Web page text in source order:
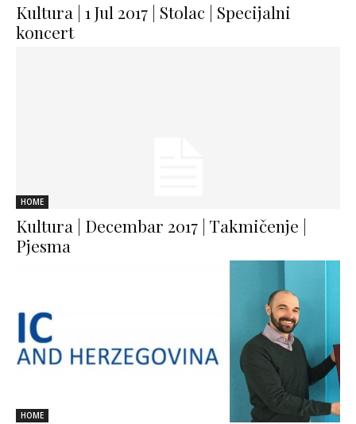
Kultura | 1 Jul 2017 | Stolac | Specijalni
koncert
HOME
Kultura | Decembar 2017 | Takmičenje |
Pjesma
HOME